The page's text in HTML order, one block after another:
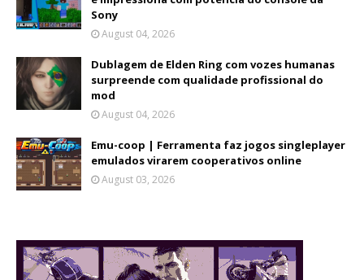
Sony
August 04, 2026
Dublagem de Elden Ring com vozes humanas
surpreende com qualidade profissional do
mod
August 04, 2026
Emu-coop | Ferramenta faz jogos singleplayer
emulados virarem cooperativos online
August 03, 2026